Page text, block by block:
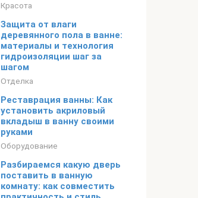
Красота
Защита от влаги
деревянного пола в ванне:
материалы и технология
гидроизоляции шаг за
шагом
Отделка
Реставрация ванны: Как
установить акриловый
вкладыш в ванну своими
руками
Оборудование
Разбираемся какую дверь
поставить в ванную
комнату: как совместить